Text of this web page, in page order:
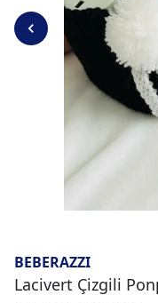
BEBERAZZI
Lacivert Çizgili